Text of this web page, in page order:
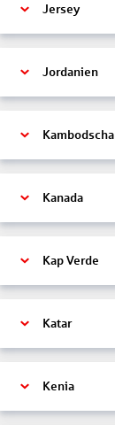
Jersey
Jordanien
Kambodscha
Kanada
Kap Verde
Katar
Kenia